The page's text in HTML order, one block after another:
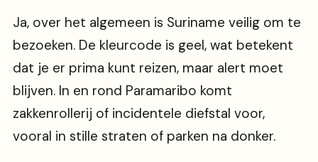
Ja, over het algemeen is Suriname veilig om te
bezoeken. De kleurcode is geel, wat betekent
dat je er prima kunt reizen, maar alert moet
blijven. In en rond Paramaribo komt
zakkenrollerij of incidentele diefstal voor,
vooral in stille straten of parken na donker.